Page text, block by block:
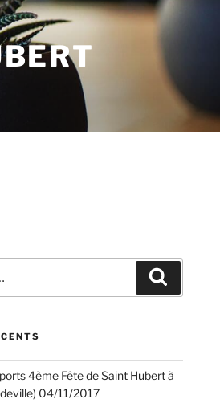
4ème Fête de Saint Hubert à
04/11/2017